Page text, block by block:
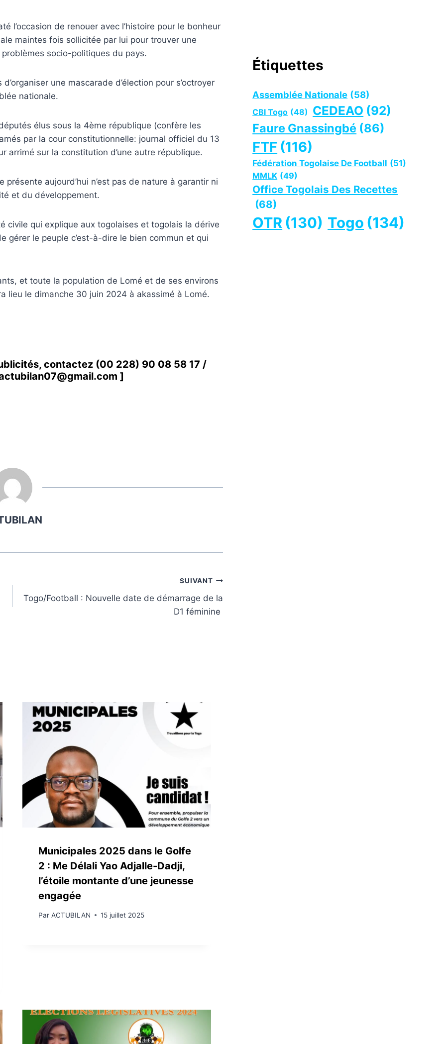
l’occasion de renouer avec l’histoire pour le bonheur
maintes fois sollicitée par lui pour trouver une
socio-politiques du pays.
une mascarade d’élection pour s’octroyer
nationale.
élus sous la 4ème république (confère les
par la cour constitutionnelle: journal officiel du 13
arrimé sur la constitution d’une autre république.
aujourd’hui n’est pas de nature à garantir ni
et du développement.
civile qui explique aux togolaises et togolais la dérive
gérer le peuple c’est-à-dire le bien commun et qui
et toute la population de Lomé et de ses environs
lieu le dimanche 30 juin 2024 à akassimé à Lomé.
contactez (00 228) 90 08 58 17 /
]
SUIVANT
Togo/Football : Nouvelle date de démarrage de la
D1 féminine
Municipales 2025 dans le Golfe
2 : Me Délali Yao Adjalle-Dadji,
l’étoile montante d’une jeunesse
engagée
Par ACTUBILAN 15 juillet 2025
Étiquettes
Assemblée Nationale (58)
CBI Togo (48) CEDEAO (92)
Faure Gnassingbé (86)
FTF (116)
Fédération Togolaise De Football (51)
MMLK (49)
Office Togolais Des Recettes
(68)
OTR (130) Togo (134)